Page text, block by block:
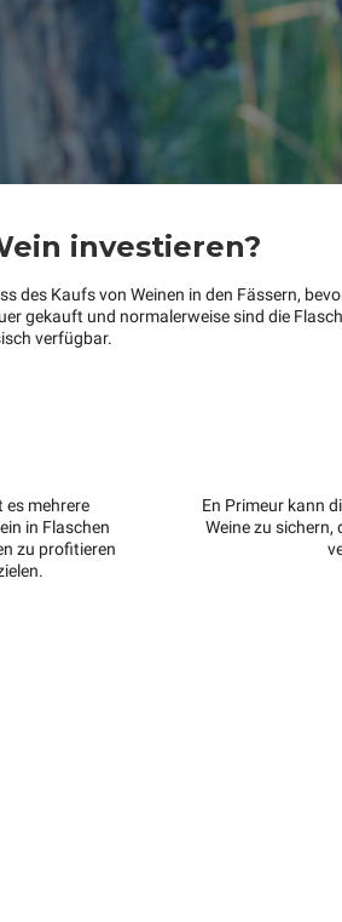
investieren?
des Kaufs von Weinen in den Fässern,
gekauft und normalerweise sind die
verfügbar.
es mehrere
in Flaschen
zu profitieren
En Primeur kann
Weine zu sichern,